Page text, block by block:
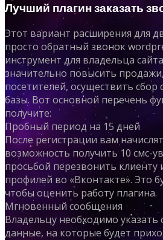
Лучший плагин заказать
Этот вариант расширения для
просто обратный звонок
инструмент для владельца
значительно повысить
посетителей, осуществить сбор
базы. Вот основной перечень
получите:
Пробный период на 15 дней
После регистрации вам
возможность получить 10 смс-
просьбой перезвонить
профилей во «Вконтакте». Это
чтобы оценить работу плагина.
Мгновенный сообщения
Владельцу необходимо указать
данные, на которые будет